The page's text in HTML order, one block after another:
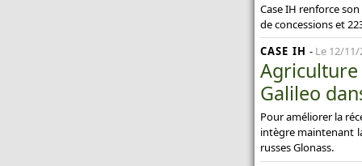
Case IH renforce
de concessions et
CASE IH - Le 12/11/
Galileo
Pour améliorer la
intègre maintenant
russes Glonass.